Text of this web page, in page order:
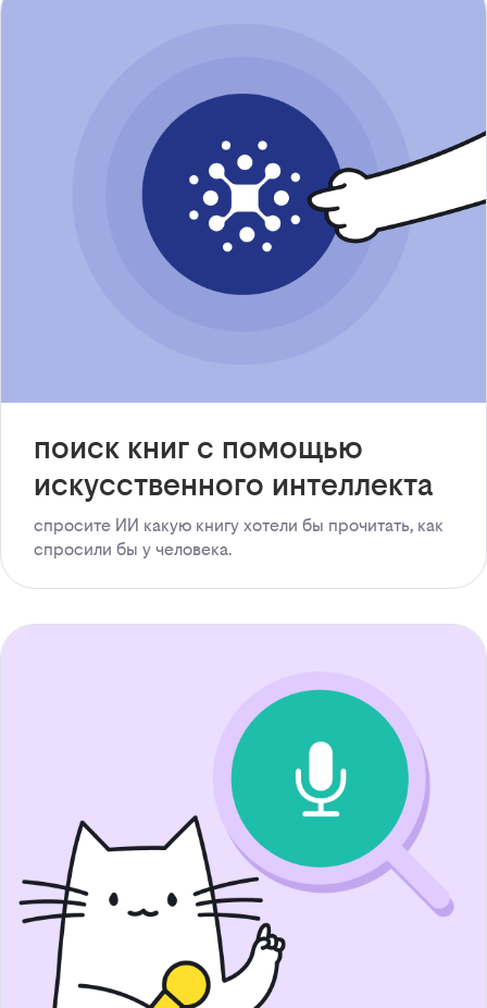
поиск книг с помощью
искусственного интеллекта
спросите ИИ какую книгу хотели бы прочитать, как
спросили бы у человека.